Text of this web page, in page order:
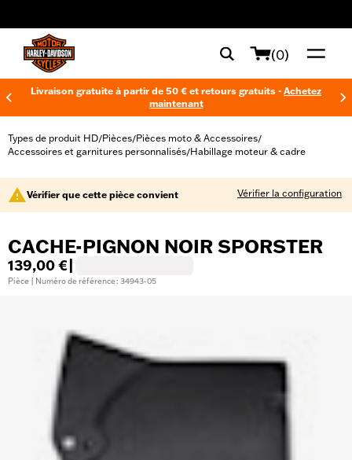
(0)
Livraison gratuite à partir de 50 € et retours gratuits - Achetez
maintenant
Types de produit HD/Pièces/Pièces moto & Accessoires/
Accessoires et garnitures personnalisés/Habillage moteur & cadre
Vérifier que cette pièce convient Vérifier la configuration
CACHE-PIGNON NOIR SPORSTER
139,00 €
Pièce | Numéro de référence : 34943-05